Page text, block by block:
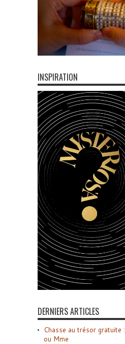
INSPIRATION
DERNIERS ARTICLES
Chasse au trésor gratuite
ou Mme